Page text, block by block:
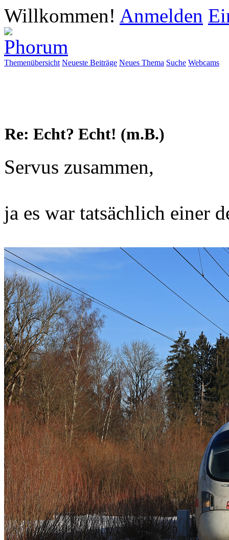
Willkommen! Anmelden
Themenübersicht Neueste Beiträge Neues Thema Suche Webcams
Re: Echt? Echt! (m.B.)
Servus zusammen,
ja es war tatsächlich einer